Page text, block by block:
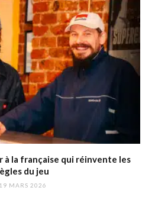
à la française qui réinvente les
du jeu
19 MARS 2026